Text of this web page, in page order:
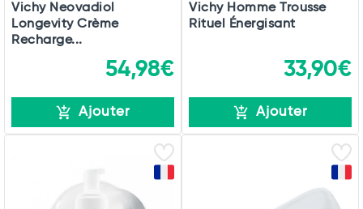
Vichy Neovadiol
Longevity Crème
Recharge...
54,98€
Ajouter
Vichy Homme Trousse
Rituel Énergisant
33,90€
Ajouter